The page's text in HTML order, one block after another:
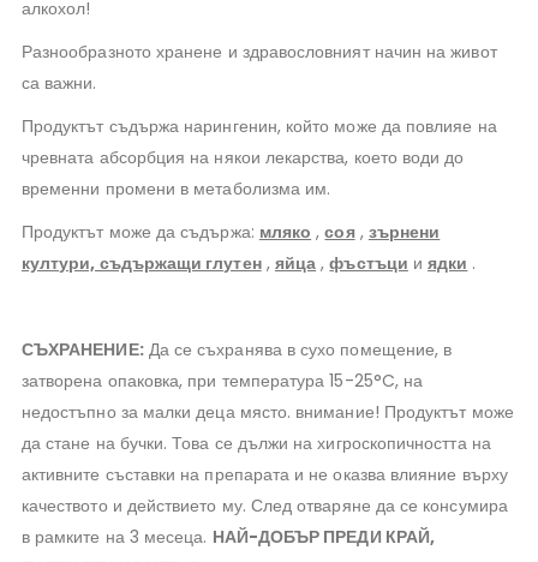
алкохол!
Разнообразното хранене и здравословният начин на живот
са важни.
Продуктът съдържа нарингенин, който може да повлияе на
чревната абсорбция на някои лекарства, което води до
временни промени в метаболизма им.
Продуктът може да съдържа: мляко ,соя, зърнени
култури, съдържащи глутен, яйца ,фъстъци иядки .
СЪХРАНЕНИЕ:Да се ​​съхранява в сухо помещение, в
затворена опаковка, при температура 15-25°C, на
недостъпно за малки деца място. внимание! Продуктът може
да стане на бучки. Това се дължи на хигроскопичността на
активните съставки на препарата и не оказва влияние върху
качеството и действието му. След отваряне да се консумира
в рамките на 3 месеца. НАЙ-ДОБЪР ПРЕДИ КРАЙ,